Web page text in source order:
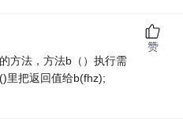
方法，方法b（）执行需
里把返回值给b(fhz);
赞